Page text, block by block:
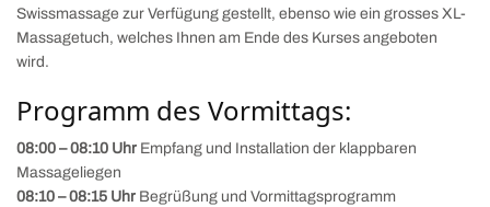
Swissmassage zur Verfügung gestellt, ebenso wie ein grosses XL-
Massagetuch, welches Ihnen am Ende des Kurses angeboten
wird.
Programm des Vormittags:
08:00 – 08:10 Uhr Empfang und Installation der klappbaren
Massageliegen
08:10 – 08:15 Uhr Begrüßung und Vormittagsprogramm